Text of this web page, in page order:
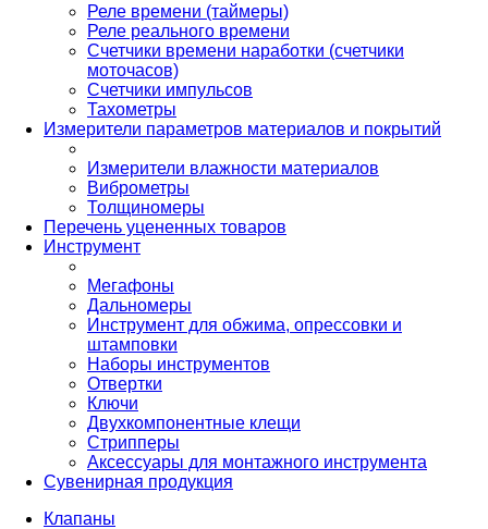
Реле времени (таймеры)
Реле реального времени
Счетчики времени наработки (счетчики
моточасов)
Счетчики импульсов
Тахометры
Измерители параметров материалов и покрытий
Измерители влажности материалов
Виброметры
Толщиномеры
Перечень уцененных товаров
Инструмент
Мегафоны
Дальномеры
Инструмент для обжима, опрессовки и
штамповки
Наборы инструментов
Отвертки
Ключи
Двухкомпонентные клещи
Стрипперы
Аксессуары для монтажного инструмента
Сувенирная продукция
Клапаны